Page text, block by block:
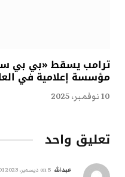
ترامب يسقط «بي بي
مؤسسة إعلامية في
10 نوفمبر، 2025
تعليق واحد
عبدالله 5 ديسمبر، 2023 5:01 ص